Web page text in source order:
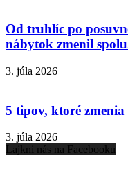
Od truhlíc po
nábytok zmenil
3. júla 2026
5 tipov, ktoré
3. júla 2026
Lajkni nás na Facebooku